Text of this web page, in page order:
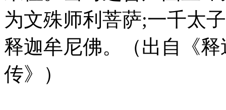
为文殊师利菩萨;一千太
释迦牟尼佛。（出自《
传》）